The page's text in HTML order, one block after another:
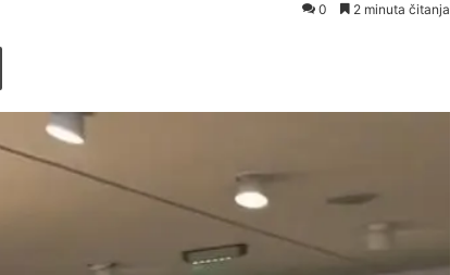
0 2 minuta čitanja
Printaj